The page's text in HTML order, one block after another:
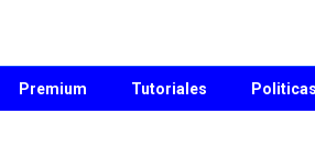
Premium Tutoriales Politicas